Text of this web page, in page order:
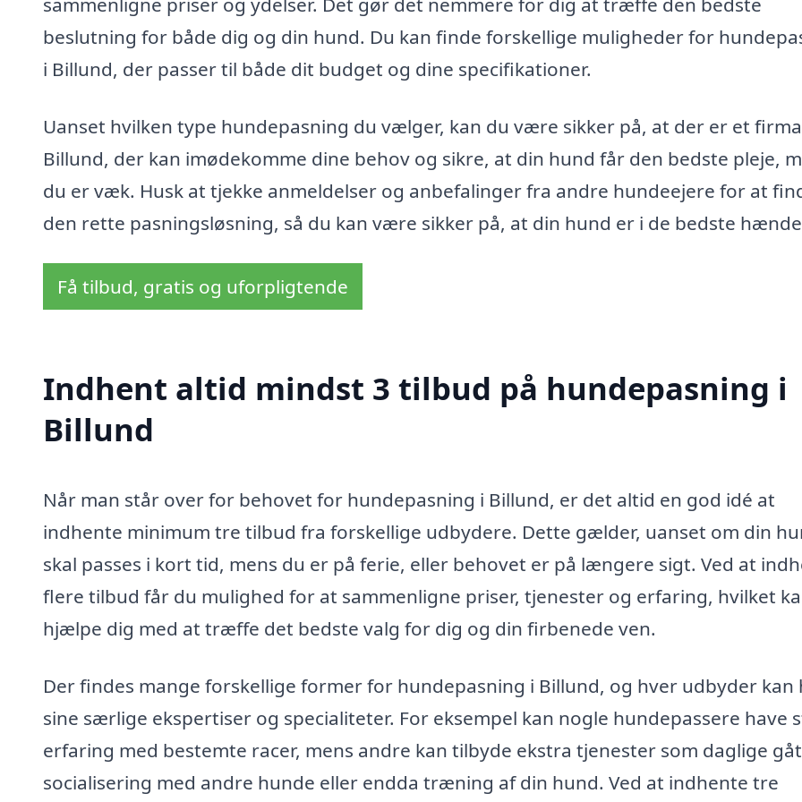
beslutning for både dig og din hund. Du kan finde forskellige muligheder for
i Billund, der passer til både dit budget og dine specifikationer.
Uanset hvilken type hundepasning du vælger, kan du være sikker på, at der er et
Billund, der kan imødekomme dine behov og sikre, at din hund får den bedste pleje,
du er væk. Husk at tjekke anmeldelser og anbefalinger fra andre hundeejere for at
den rette pasningsløsning, så du kan være sikker på, at din hund er i de bedste
Få tilbud, gratis og uforpligtende
Indhent altid mindst 3 tilbud på hundepasning i
Billund
Når man står over for behovet for hundepasning i Billund, er det altid en god idé at
indhente minimum tre tilbud fra forskellige udbydere. Dette gælder, uanset om din
skal passes i kort tid, mens du er på ferie, eller behovet er på længere sigt. Ved at
flere tilbud får du mulighed for at sammenligne priser, tjenester og erfaring, hvilket
hjælpe dig med at træffe det bedste valg for dig og din firbenede ven.
Der findes mange forskellige former for hundepasning i Billund, og hver udbyder kan
sine særlige ekspertiser og specialiteter. For eksempel kan nogle hundepassere have
erfaring med bestemte racer, mens andre kan tilbyde ekstra tjenester som daglige
socialisering med andre hunde eller endda træning af din hund. Ved at indhente tre